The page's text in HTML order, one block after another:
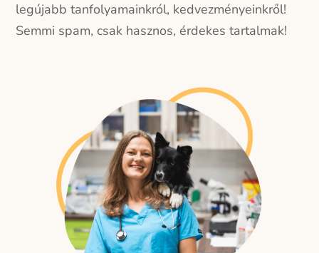
legújabb tanfolyamainkról, kedvezményeinkről!
Semmi spam, csak hasznos, érdekes tartalmak!